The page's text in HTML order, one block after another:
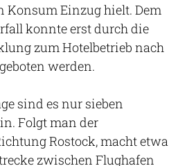
Konsum Einzug hielt. Dem
konnte erst durch die
zum Hotelbetrieb nach
werden.
sind es nur sieben
Folgt man der
Rostock, macht etwa
zwischen Flughafen